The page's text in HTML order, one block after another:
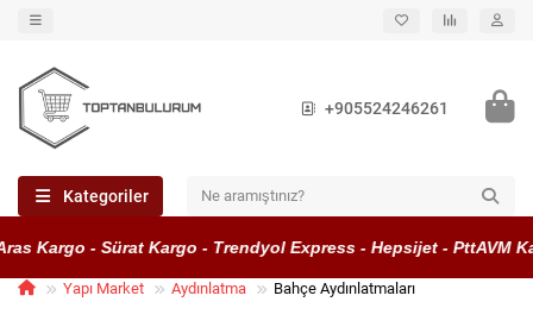
+905524246261
Kategoriler
- Sürat Kargo - Trendyol Express - Hepsijet - PttAVM Kargo
Yapı Market Aydınlatma Bahçe Aydınlatmaları